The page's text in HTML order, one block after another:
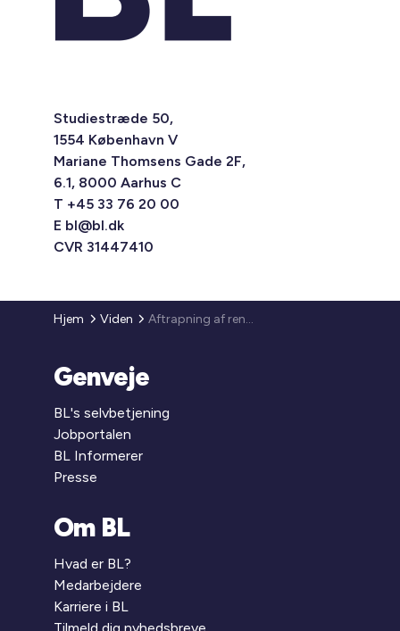
Studiestræde 50,
1554 København V
Mariane Thomsens Gade 2F,
6.1, 8000 Aarhus C
T +45 33 76 20 00
E bl@bl.dk
CVR 31447410
Hjem Viden Aftrapning af rentesikring 2013
Genveje
BL's selvbetjening
Jobportalen
BL Informerer
Presse
Om BL
Hvad er BL?
Medarbejdere
Karriere i BL